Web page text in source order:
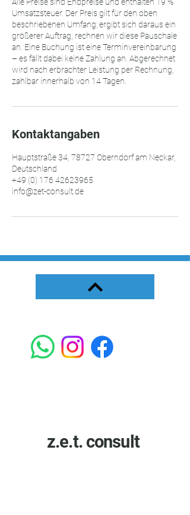
Umsatzsteuer. Der Preis gilt für den oben
beschriebenen Umfang; ergibt sich daraus ein
größerer Auftrag, rechnen wir diese Pauschale
an. Eine Buchung ist eine Terminvereinbarung
– es fällt dabei keine Zahlung an. Abgerechnet
wird nach erbrachter Leistung per Rechnung,
zahlbar innerhalb von 14 Tagen.
Kontaktangaben
Hauptstraße 34, 78727 Oberndorf am Neckar,
Deutschland
+49 (0) 176 42623965
info@zet-consult.de
z.e.t. consult